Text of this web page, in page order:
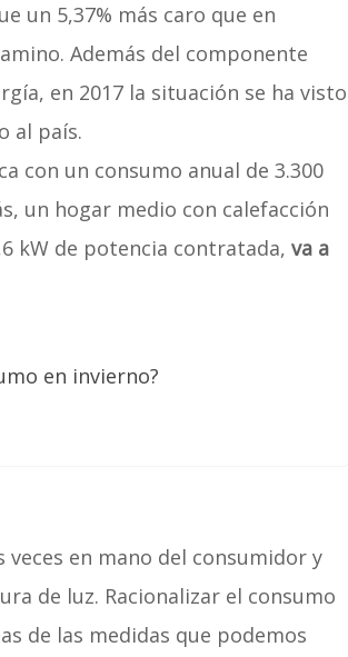
un 5,37% más caro que en
Además del componente
en 2017 la situación se ha visto
al país.
con un consumo anual de 3.300
un hogar medio con calefacción
kW de potencia contratada, va a
en invierno?
en mano del consumidor y
de luz. Racionalizar el consumo
de las medidas que podemos